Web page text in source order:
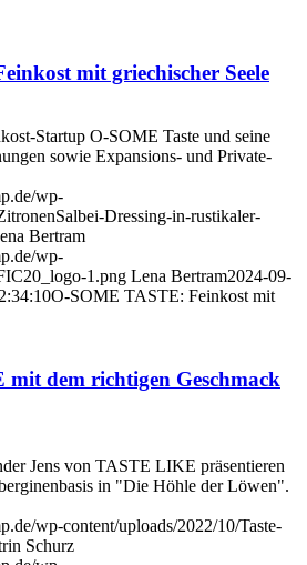
mit griechischer Seele
Startup O-SOME Taste und seine
sowie Expansions- und Private-
wp-
Dressing-in-rustikaler-
Bertram
wp-
1.png Lena Bertram2024-09-
O-SOME TASTE: Feinkost mit
dem richtigen Geschmack
Jens von TASTE LIKE präsentieren
in "Die Höhle der Löwen".
wp-content/uploads/2022/10/Taste-
Schurz